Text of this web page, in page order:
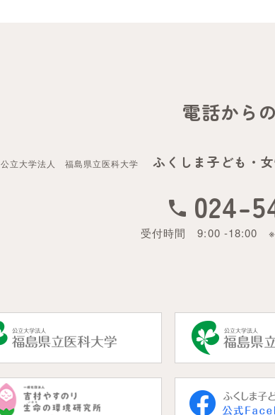
電話から
公立大学法人 福島県立医科大学 ふくしま子ども・
024-
受付時間 9:00 -18:00